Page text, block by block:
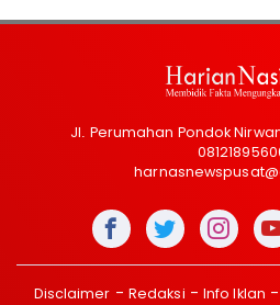
Jl. Perumahan Pondok
Disclaimer Redaksi Info Iklan